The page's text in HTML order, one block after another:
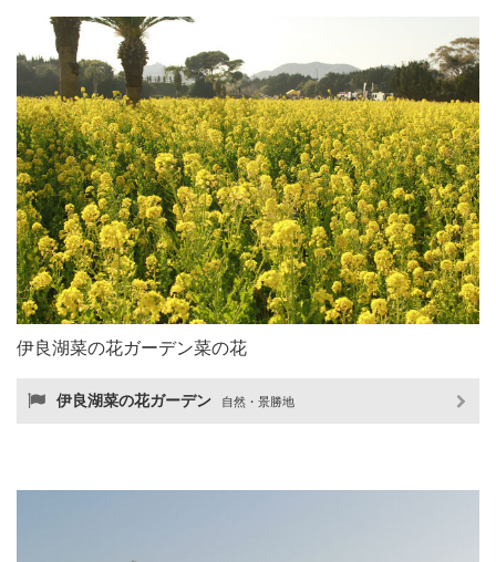
伊良湖菜の花ガーデン菜の花
伊良湖菜の花ガーデン 自然・景勝地